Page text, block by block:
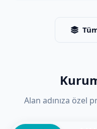
Alan adınıza özel